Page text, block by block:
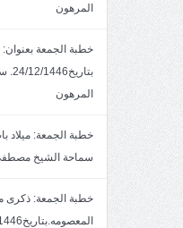
المرهون
المرهون
سماحة الشيخ
خطبة الجمعة: ذكرى